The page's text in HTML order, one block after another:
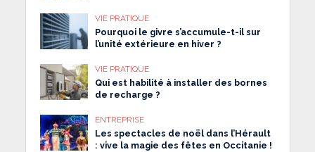
VIE PRATIQUE
Pourquoi le givre s’accumule-t-il sur
l’unité extérieure en hiver ?
VIE PRATIQUE
Qui est habilité à installer des bornes
de recharge ?
ENTREPRISE
Les spectacles de noël dans l’Hérault
: vive la magie des fêtes en Occitanie !